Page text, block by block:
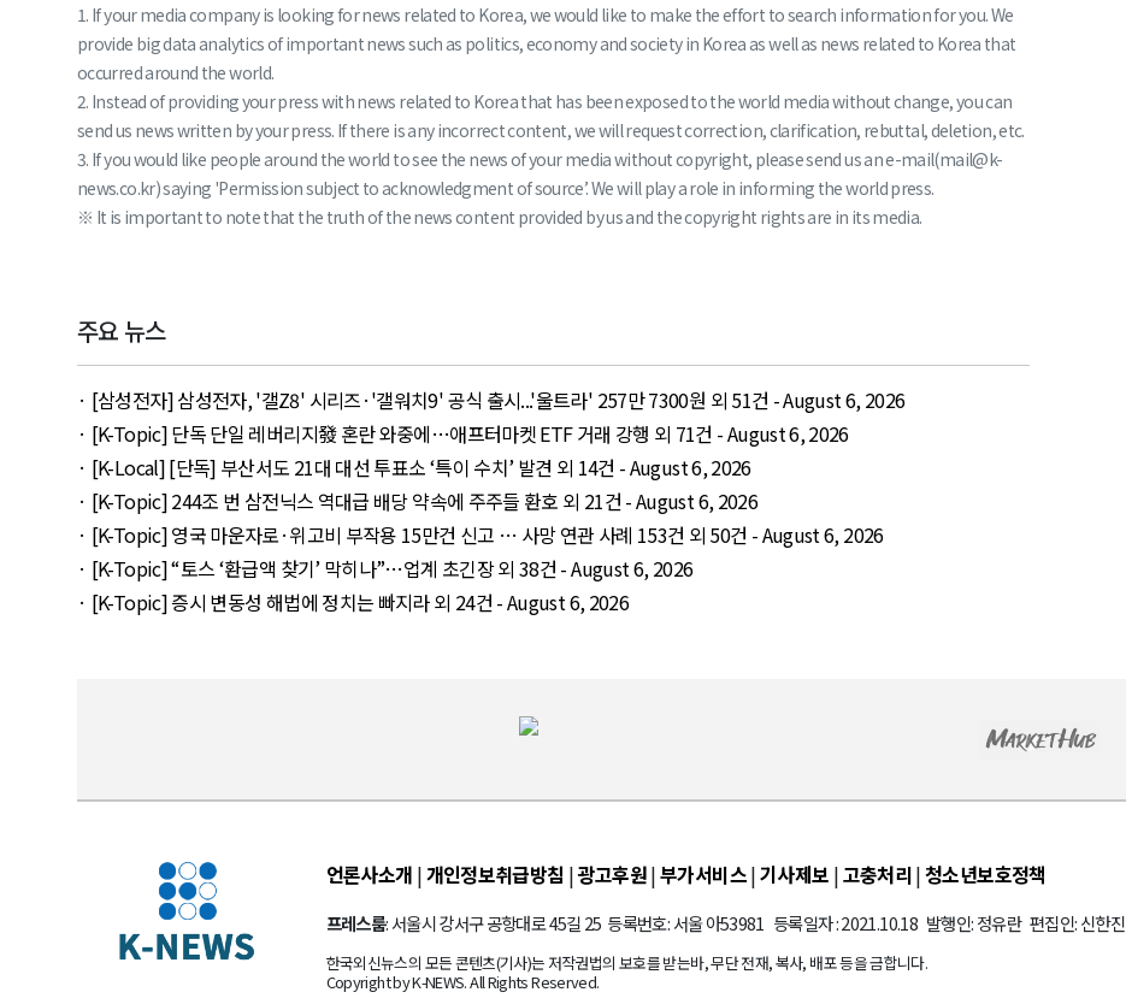
1. If your media company is looking for news related to Korea, we would like to make the effort to search information for you. We
provide big data analytics of important news such as politics, economy and society in Korea as well as news related to Korea that
occurred around the world.
2. Instead of providing your press with news related to Korea that has been exposed to the world media without change, you can
send us news written by your press. If there is any incorrect content, we will request correction, clarification, rebuttal, deletion, etc.
3. If you would like people around the world to see the news of your media without copyright, please send us an e-mail(mail@k-
news.co.kr) saying 'Permission subject to acknowledgment of source’. We will play a role in informing the world press.
※ It is important to note that the truth of the news content provided by us and the copyright rights are in its media.
주요 뉴스
· [삼성전자] 삼성전자, '갤Z8' 시리즈·'갤워치9' 공식 출시...'울트라' 257만 7300원 외 51건 - August 6, 2026
· [K-Topic] 단독 단일 레버리지發 혼란 와중에…애프터마켓 ETF 거래 강행 외 71건 - August 6, 2026
· [K-Local] [단독] 부산서도 21대 대선 투표소 ‘특이 수치’ 발견 외 14건 - August 6, 2026
· [K-Topic] 244조 번 삼전닉스 역대급 배당 약속에 주주들 환호 외 21건 - August 6, 2026
· [K-Topic] 영국 마운자로·위고비 부작용 15만건 신고 … 사망 연관 사례 153건 외 50건 - August 6, 2026
· [K-Topic] “토스 ‘환급액 찾기’ 막히나”…업계 초긴장 외 38건 - August 6, 2026
· [K-Topic] 증시 변동성 해법에 정치는 빠지라 외 24건 - August 6, 2026
언론사소개 |개인정보취급방침 |광고후원|부가서비스|기사제보 |고충처리|청소년보호정책
프레스룸: 서울시 강서구 공항대로 45길 25 등록번호: 서울 아53981 등록일자 : 2021.10.18 발행인: 정유란 편집인: 신한진
한국외신뉴스의 모든 콘텐츠(기사)는 저작권법의 보호를 받는바, 무단 전재, 복사, 배포 등을 금합니다.
Copyright by K-NEWS. All Rights Reserved.